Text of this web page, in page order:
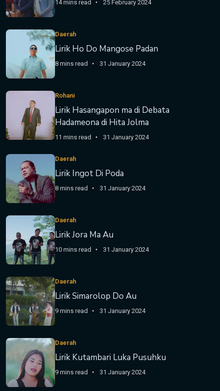
14 mins read 25 February 2024
Daerah
Lirik Ho Do Mangose Padan
8 mins read 31 January 2024
Rohani
Lirik Hasangapon ma di Debata
Hadameona di Hita Jolma
11 mins read 31 January 2024
Daerah
Lirik Ingot Di Poda
8 mins read 31 January 2024
Daerah
Lirik Jora Ma Au
10 mins read 31 January 2024
Daerah
Lirik Simarolop Do Au
9 mins read 31 January 2024
Daerah
Lirik Kutambari Luka Pusuhku
9 mins read 31 January 2024